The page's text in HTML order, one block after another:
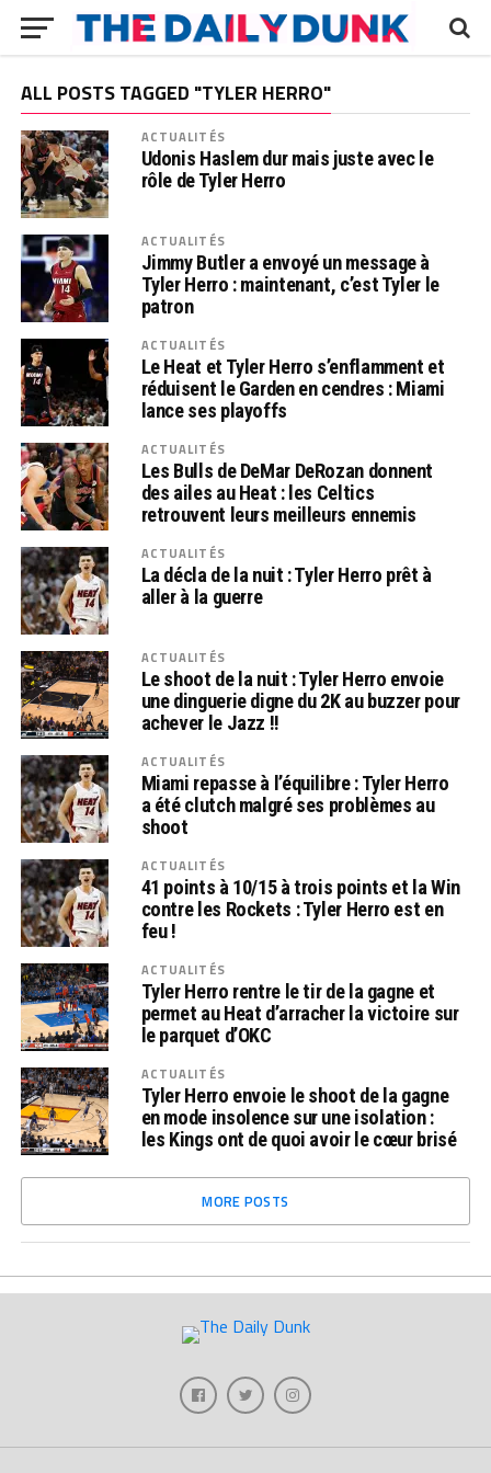
ALL POSTS TAGGED "TYLER HERRO"
ACTUALITÉS
Udonis Haslem dur mais juste avec le
rôle de Tyler Herro
ACTUALITÉS
Jimmy Butler a envoyé un message à
Tyler Herro : maintenant, c’est Tyler le
patron
ACTUALITÉS
Le Heat et Tyler Herro s’enflamment et
réduisent le Garden en cendres : Miami
lance ses playoffs
ACTUALITÉS
Les Bulls de DeMar DeRozan donnent
des ailes au Heat : les Celtics
retrouvent leurs meilleurs ennemis
ACTUALITÉS
La décla de la nuit : Tyler Herro prêt à
aller à la guerre
ACTUALITÉS
Le shoot de la nuit : Tyler Herro envoie
une dinguerie digne du 2K au buzzer pour
achever le Jazz !!
ACTUALITÉS
Miami repasse à l’équilibre : Tyler Herro
a été clutch malgré ses problèmes au
shoot
ACTUALITÉS
41 points à 10/15 à trois points et la Win
contre les Rockets : Tyler Herro est en
feu !
ACTUALITÉS
Tyler Herro rentre le tir de la gagne et
permet au Heat d’arracher la victoire sur
le parquet d’OKC
ACTUALITÉS
Tyler Herro envoie le shoot de la gagne
en mode insolence sur une isolation :
les Kings ont de quoi avoir le cœur brisé
MORE POSTS